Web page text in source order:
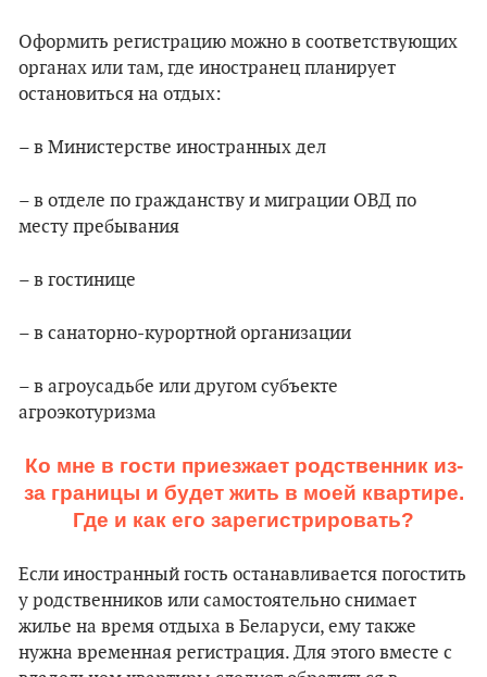
Оформить регистрацию можно в соответствующих
органах или там, где иностранец планирует
остановиться на отдых:
– в Министерстве иностранных дел
– в отделе по гражданству и миграции ОВД по
месту пребывания
– в гостинице
– в санаторно-курортной организации
– в агроусадьбе или другом субъекте
агроэкотуризма
Ко мне в гости приезжает родственник из-
за границы и будет жить в моей квартире.
Где и как его зарегистрировать?
Если иностранный гость останавливается погостить
у родственников или самостоятельно снимает
жилье на время отдыха в Беларуси, ему также
нужна временная регистрация. Для этого вместе с